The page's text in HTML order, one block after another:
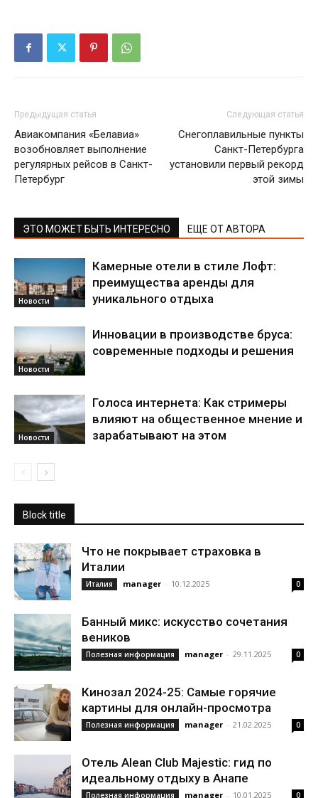
Предыдущая статья
Авиакомпания «Белавиа»
возобновляет выполнение
регулярных рейсов в Санкт-
Петербург
Следующая статья
Снегоплавильные пункты
Санкт-Петербурга
установили первый рекорд
этой зимы
ЭТО МОЖЕТ БЫТЬ ИНТЕРЕСНО ЕЩЕ ОТ АВТОРА
Новости
Камерные отели в стиле Лофт:
преимущества аренды для
уникального отдыха
Новости
Инновации в производстве бруса:
современные подходы и решения
Новости
Голоса интернета: Как стримеры
влияют на общественное мнение и
зарабатывают на этом
Block title
Что не покрывает страховка в
Италии
Италия manager - 10.12.2025 0
Банный микс: искусство сочетания
веников
Полезная информация manager - 29.11.2025 0
Кинозал 2024-25: Самые горячие
картины для онлайн-просмотра
Полезная информация manager - 21.02.2025 0
Отель Alean Club Majestic: гид по
идеальному отдыху в Анапе
Полезная информация manager - 10.01.2025 0